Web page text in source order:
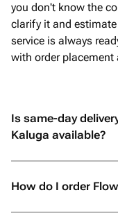
you don't know the
clarify it and
service is always
with order placement
Is same-day
Kaluga available?
How do I order